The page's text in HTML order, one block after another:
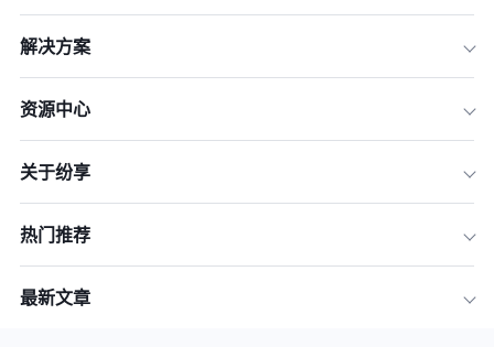
一、项目计划与协调
解决方案
资源中心
关于纷享
热门推荐
最新文章